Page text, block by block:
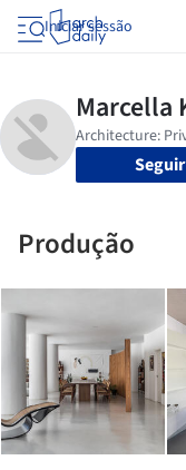
Iniciar sessão
Seguir
Produção